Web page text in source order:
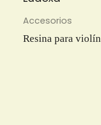
Accesorios
Resina para